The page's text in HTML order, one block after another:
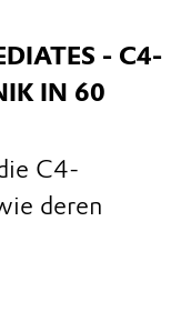
- C4-
IN 60
C4-
deren